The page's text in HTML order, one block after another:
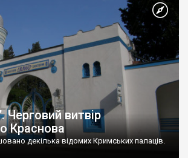
Черговий витвір
Краснова
декілька відомих Кримських палаців.